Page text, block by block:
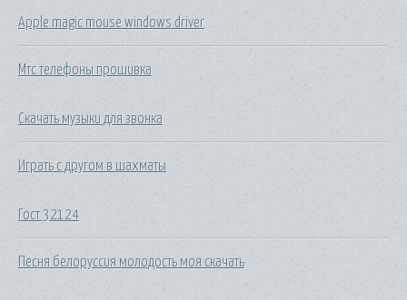
Apple magic mouse windows driver
Мтс телефоны прошивка
Скачать музыки для звонка
Играть с другом в шахматы
Гост 32124
Песня белоруссия молодость моя скачать